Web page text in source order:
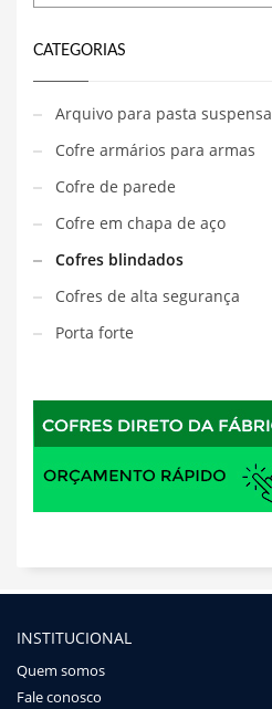
CATEGORIAS
Arquivo para pasta suspensa
Cofre armários para armas
Cofre de parede
Cofre em chapa de aço
Cofres blindados
Cofres de alta segurança
Porta forte
INSTITUCIONAL
Quem somos
Fale conosco